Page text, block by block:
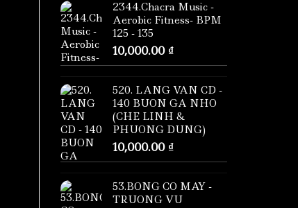
2344.Chacra Music -
Aerobic Fitness- BPM
125 - 135
10,000.00 ₫
520. LANG VAN CD -
140 BUON GA NHO
(CHE LINH &
PHUONG DUNG)
10,000.00 ₫
53.BONG CO MAY -
TRUONG VU